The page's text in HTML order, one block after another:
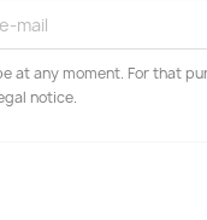
at any moment. For that
notice.